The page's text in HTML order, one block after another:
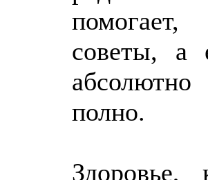
советы, а
полно.
Здоровье,